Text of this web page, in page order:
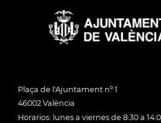
Plaça de l'Ajuntament nº 1
46002 València
Horarios: lunes a viernes de 8:30 a